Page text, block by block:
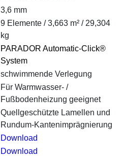
3,6 mm
9 Elemente / 3,663 m² / 29,304
kg
PARADOR Automatic-Click®
System
schwimmende Verlegung
Für Warmwasser- /
Fußbodenheizung geeignet
Quellgeschützte Lamellen und
Rundum-Kantenimprägnierung
Download
Download